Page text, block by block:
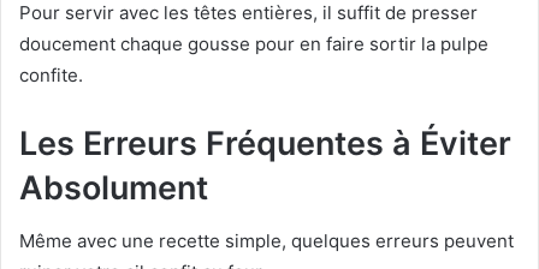
Pour servir avec les têtes entières, il suffit de presser
doucement chaque gousse pour en faire sortir la pulpe
confite.
Les Erreurs Fréquentes à Éviter
Absolument
Même avec une recette simple, quelques erreurs peuvent